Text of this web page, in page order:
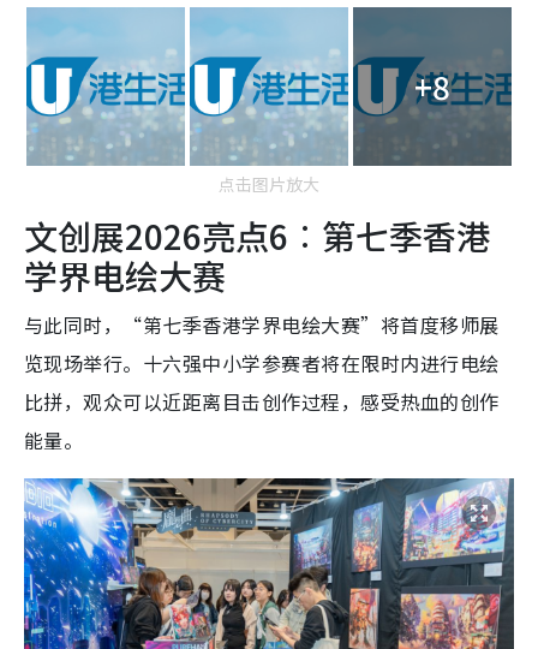
+8
点击图片放大
文创展2026亮点6︰第七季香港
学界电绘大赛
与此同时，“第七季香港学界电绘大赛”将首度移师展
览现场举行。十六强中小学参赛者将在限时内进行电绘
比拼，观众可以近距离目击创作过程，感受热血的创作
能量。